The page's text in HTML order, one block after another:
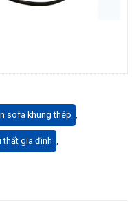
sofa khung thép
thất gia đình